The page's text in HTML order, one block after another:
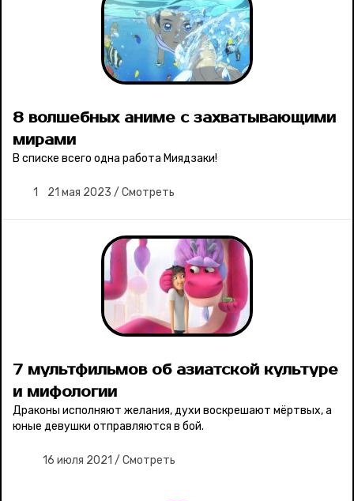
8 волшебных аниме с захватывающими
мирами
В списке всего одна работа Миядзаки!
1 21 мая 2023 / Смотреть
7 мультфильмов об азиатской культуре
и мифологии
Драконы исполняют желания, духи воскрешают мёртвых, а
юные девушки отправляются в бой.
16 июля 2021 / Смотреть